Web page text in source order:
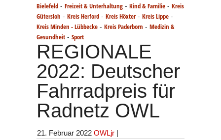
Bielefeld - Freizeit & Unterhaltung - Kind & Familie - Kreis
Gütersloh - Kreis Herford - Kreis Höxter- Kreis Lippe -
Kreis Minden - Lübbecke - Kreis Paderborn - Medizin &
Gesundheit - Sport
REGIONALE
2022: Deutscher
Fahrradpreis für
Radnetz OWL
21. Februar 2022 OWLjr |